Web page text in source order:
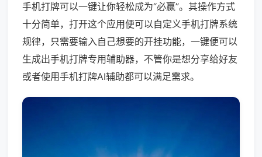
手机打牌可以一键让你轻松成为“必赢”。其操作方式
十分简单，打开这个应用便可以自定义手机打牌系统
规律，只需要输入自己想要的开挂功能，一键便可以
生成出手机打牌专用辅助器，不管你是想分享给好友
或者使用手机打牌AI辅助都可以满足需求。